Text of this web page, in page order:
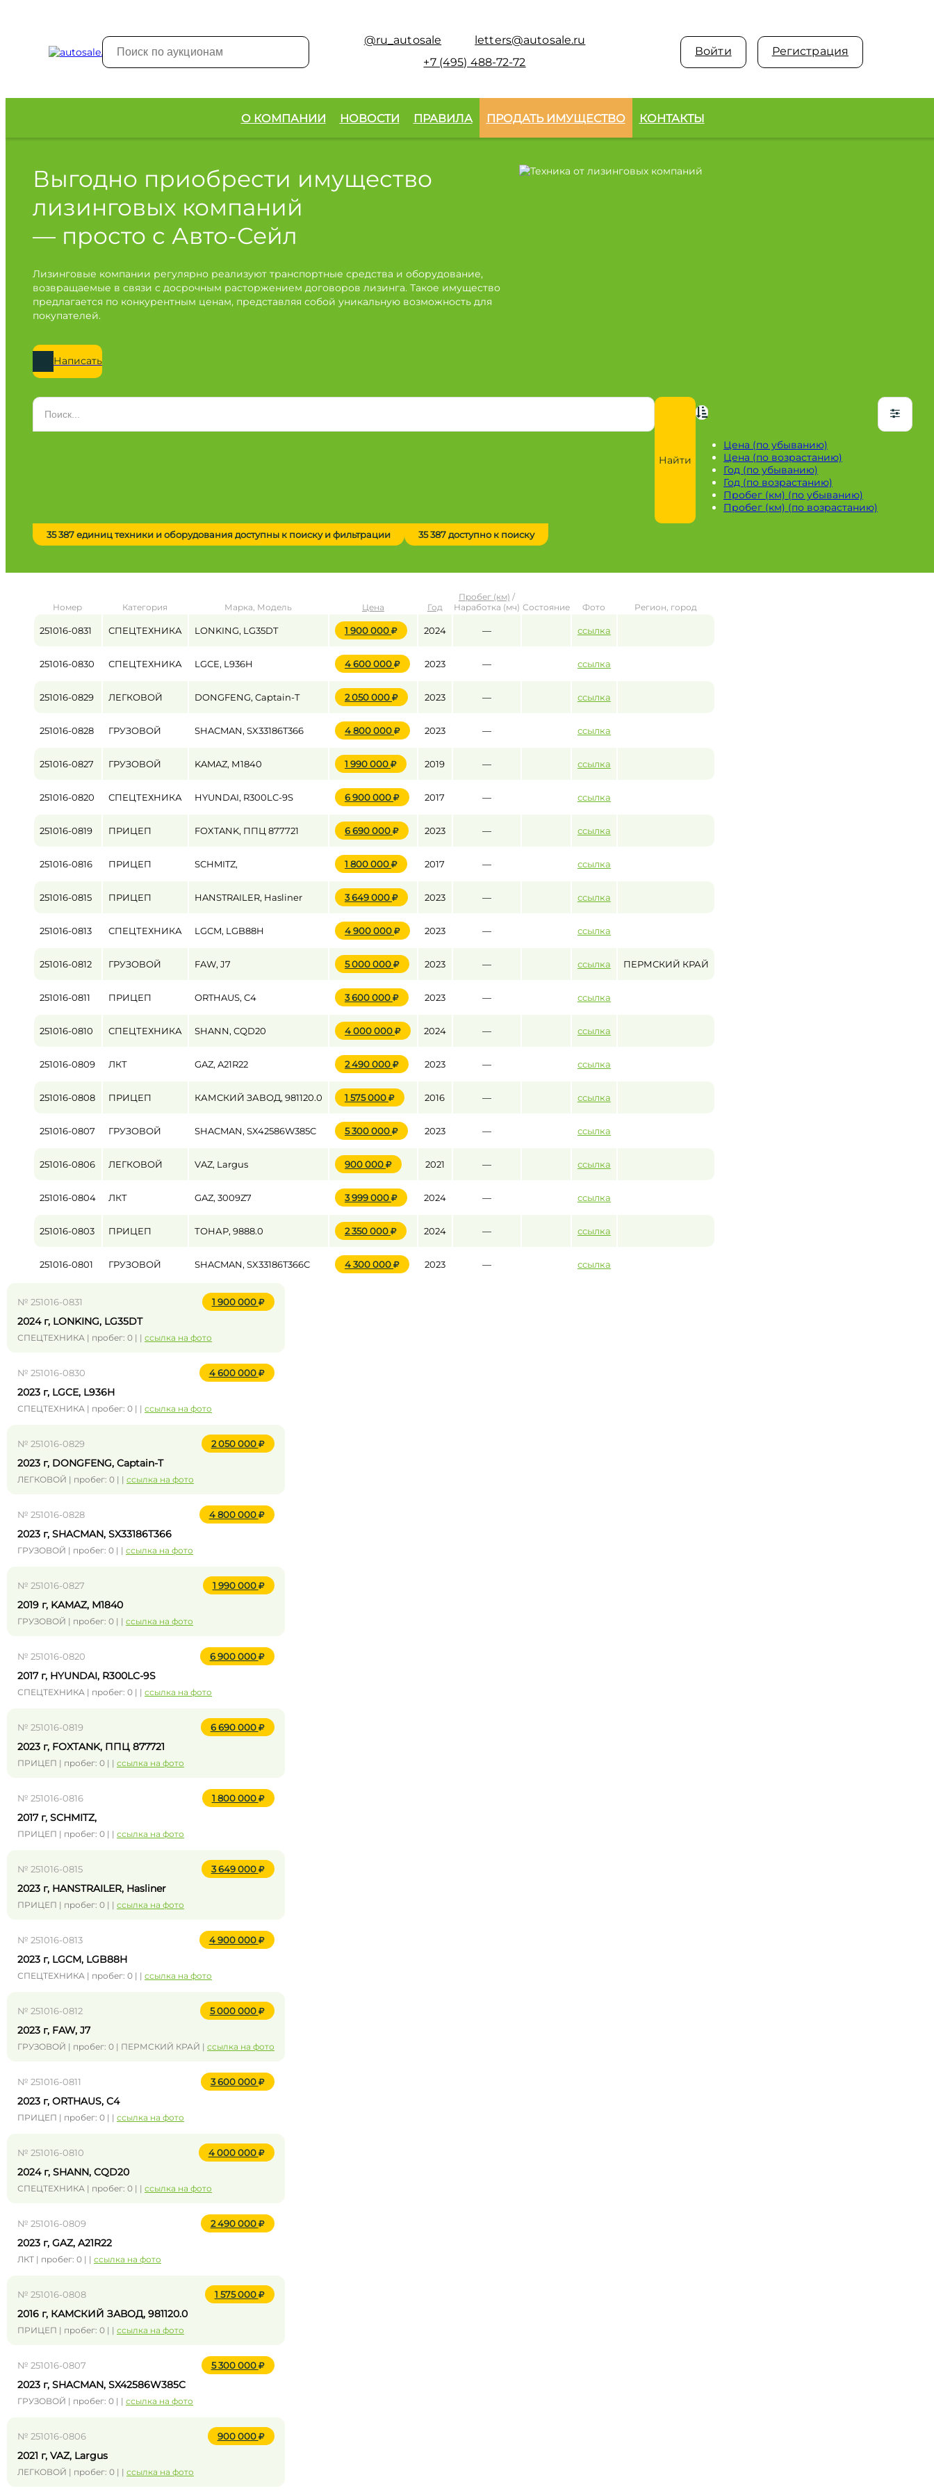
@ru_autosale
letters@autosale.ru
+7 (495) 488-72-72
Войти Регистрация
О КОМПАНИИ НОВОСТИ ПРАВИЛА ПРОДАТЬ ИМУЩЕСТВО КОНТАКТЫ
Выгодно приобрести имущество
лизинговых компаний
— просто с Авто-Сейл
Лизинговые компании регулярно реализуют транспортные средства и оборудование,
возвращаемые в связи с досрочным расторжением договоров лизинга. Такое имущество
предлагается по конкурентным ценам, представляя собой уникальную возможность для
покупателей.
Написать
Сначала выберите марку
Город / регион
от до
Цена
Найти
Цена (по убыванию)
Цена (по возрастанию)
Год (по убыванию)
Год (по возрастанию)
Пробег (км) (по убыванию)
Пробег (км) (по возрастанию)
35 387 единиц техники и оборудования доступны к поиску и фильтрации 35 387 доступно к поиску
Номер Категория Марка, Модель Цена Год
Пробег (км) /
Наработка (мч) Состояние Фото Регион, город
251016-0831 СПЕЦТЕХНИКА LONKING, LG35DT 1 900 000 2024 — ссылка
251016-0830 СПЕЦТЕХНИКА LGCE, L936H 4 600 000 2023 — ссылка
251016-0829 ЛЕГКОВОЙ DONGFENG, Captain-T 2 050 000 2023 — ссылка
251016-0828 ГРУЗОВОЙ SHACMAN, SX33186T366 4 800 000 2023 — ссылка
251016-0827 ГРУЗОВОЙ KAMAZ, М1840 1 990 000 2019 — ссылка
251016-0820 СПЕЦТЕХНИКА HYUNDAI, R300LC-9S 6 900 000 2017 — ссылка
251016-0819 ПРИЦЕП FOXTANK, ППЦ 877721 6 690 000 2023 — ссылка
251016-0816 ПРИЦЕП SCHMITZ, 1 800 000 2017 — ссылка
251016-0815 ПРИЦЕП HANSTRAILER, Hasliner 3 649 000 2023 — ссылка
251016-0813 СПЕЦТЕХНИКА LGCM, LGB88H 4 900 000 2023 — ссылка
251016-0812 ГРУЗОВОЙ FAW, J7 5 000 000 2023 — ссылка ПЕРМСКИЙ КРАЙ
251016-0811 ПРИЦЕП ORTHAUS, C4 3 600 000 2023 — ссылка
251016-0810 СПЕЦТЕХНИКА SHANN, CQD20 4 000 000 2024 — ссылка
251016-0809 ЛКТ GAZ, A21R22 2 490 000 2023 — ссылка
251016-0808 ПРИЦЕП КАМСКИЙ ЗАВОД, 981120.0 1 575 000 2016 — ссылка
251016-0807 ГРУЗОВОЙ SHACMAN, SX42586W385C 5 300 000 2023 — ссылка
251016-0806 ЛЕГКОВОЙ VAZ, Largus 900 000 2021 — ссылка
251016-0804 ЛКТ GAZ, 3009Z7 3 999 000 2024 — ссылка
251016-0803 ПРИЦЕП ТОНАР, 9888.0 2 350 000 2024 — ссылка
251016-0801 ГРУЗОВОЙ SHACMAN, SX33186T366C 4 300 000 2023 — ссылка
№ 251016-0831 1 900 000
2024 г, LONKING, LG35DT
СПЕЦТЕХНИКА | пробег: 0 | | ссылка на фото
№ 251016-0830 4 600 000
2023 г, LGCE, L936H
СПЕЦТЕХНИКА | пробег: 0 | | ссылка на фото
№ 251016-0829 2 050 000
2023 г, DONGFENG, Captain-T
ЛЕГКОВОЙ | пробег: 0 | | ссылка на фото
№ 251016-0828 4 800 000
2023 г, SHACMAN, SX33186T366
ГРУЗОВОЙ | пробег: 0 | | ссылка на фото
№ 251016-0827 1 990 000
2019 г, KAMAZ, М1840
ГРУЗОВОЙ | пробег: 0 | | ссылка на фото
№ 251016-0820 6 900 000
2017 г, HYUNDAI, R300LC-9S
СПЕЦТЕХНИКА | пробег: 0 | | ссылка на фото
№ 251016-0819 6 690 000
2023 г, FOXTANK, ППЦ 877721
ПРИЦЕП | пробег: 0 | | ссылка на фото
№ 251016-0816 1 800 000
2017 г, SCHMITZ,
ПРИЦЕП | пробег: 0 | | ссылка на фото
№ 251016-0815 3 649 000
2023 г, HANSTRAILER, Hasliner
ПРИЦЕП | пробег: 0 | | ссылка на фото
№ 251016-0813 4 900 000
2023 г, LGCM, LGB88H
СПЕЦТЕХНИКА | пробег: 0 | | ссылка на фото
№ 251016-0812 5 000 000
2023 г, FAW, J7
ГРУЗОВОЙ | пробег: 0 | ПЕРМСКИЙ КРАЙ | ссылка на фото
№ 251016-0811 3 600 000
2023 г, ORTHAUS, C4
ПРИЦЕП | пробег: 0 | | ссылка на фото
№ 251016-0810 4 000 000
2024 г, SHANN, CQD20
СПЕЦТЕХНИКА | пробег: 0 | | ссылка на фото
№ 251016-0809 2 490 000
2023 г, GAZ, A21R22
ЛКТ | пробег: 0 | | ссылка на фото
№ 251016-0808 1 575 000
2016 г, КАМСКИЙ ЗАВОД, 981120.0
ПРИЦЕП | пробег: 0 | | ссылка на фото
№ 251016-0807 5 300 000
2023 г, SHACMAN, SX42586W385C
ГРУЗОВОЙ | пробег: 0 | | ссылка на фото
№ 251016-0806 900 000
2021 г, VAZ, Largus
ЛЕГКОВОЙ | пробег: 0 | | ссылка на фото